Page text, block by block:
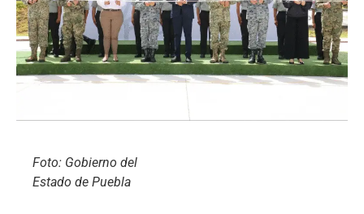
Foto: Gobierno del
Estado de Puebla